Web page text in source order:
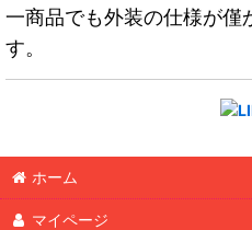
一商品でも外装の仕様が僅
す。
ホーム
マイページ